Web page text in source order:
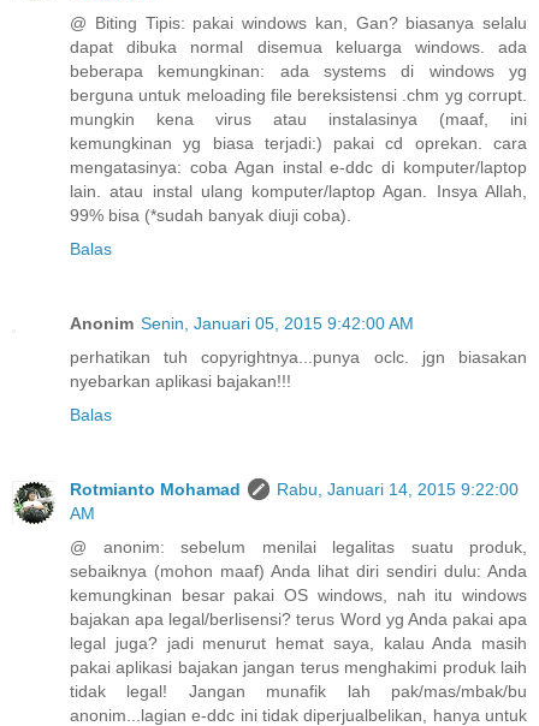
@ Biting Tipis: pakai windows kan, Gan? biasanya selalu
dapat dibuka normal disemua keluarga windows. ada
beberapa kemungkinan: ada systems di windows yg
berguna untuk meloading file bereksistensi .chm yg corrupt.
mungkin kena virus atau instalasinya (maaf, ini
kemungkinan yg biasa terjadi:) pakai cd oprekan. cara
mengatasinya: coba Agan instal e-ddc di komputer/laptop
lain. atau instal ulang komputer/laptop Agan. Insya Allah,
99% bisa (*sudah banyak diuji coba).
Balas
Anonim Senin, Januari 05, 2015 9:42:00 AM
perhatikan tuh copyrightnya...punya oclc. jgn biasakan
nyebarkan aplikasi bajakan!!!
Balas
Rotmianto Mohamad
Rabu, Januari 14, 2015 9:22:00
AM
@ anonim: sebelum menilai legalitas suatu produk,
sebaiknya (mohon maaf) Anda lihat diri sendiri dulu: Anda
kemungkinan besar pakai OS windows, nah itu windows
bajakan apa legal/berlisensi? terus Word yg Anda pakai apa
legal juga? jadi menurut hemat saya, kalau Anda masih
pakai aplikasi bajakan jangan terus menghakimi produk laih
tidak legal! Jangan munafik lah pak/mas/mbak/bu
anonim...lagian e-ddc ini tidak diperjualbelikan, hanya untuk